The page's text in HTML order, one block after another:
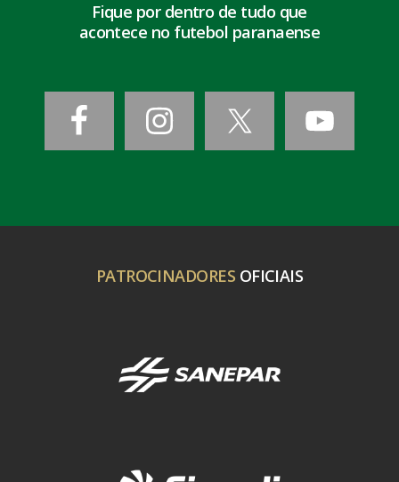
Fique por dentro de tudo que
acontece no futebol paranaense
PATROCINADORES OFICIAIS